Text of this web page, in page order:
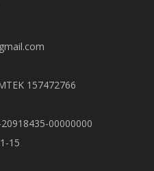
157472766
00000000
15